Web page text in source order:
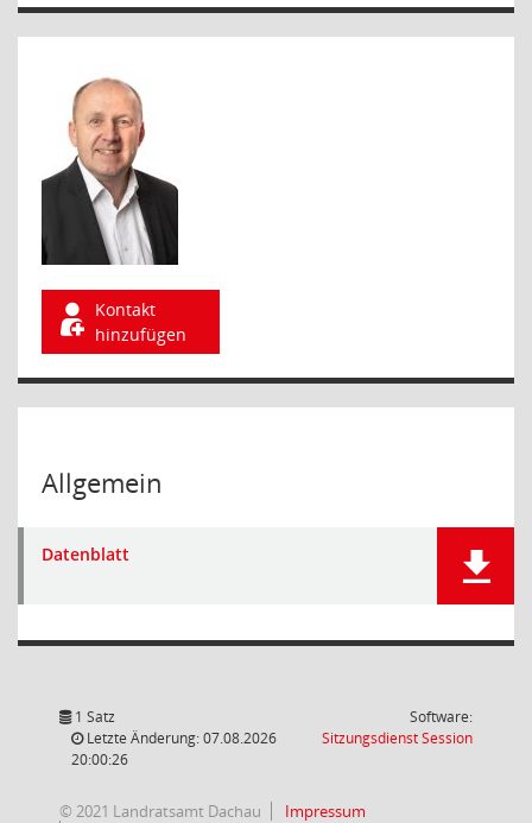
Kontakt
hinzufügen
Allgemein
Datenblatt
1 Satz
Letzte Änderung: 07.08.2026
20:00:26
Software:
SitzungsdienstSession(Wird in
© 2021 Landratsamt Dachau
Impressum